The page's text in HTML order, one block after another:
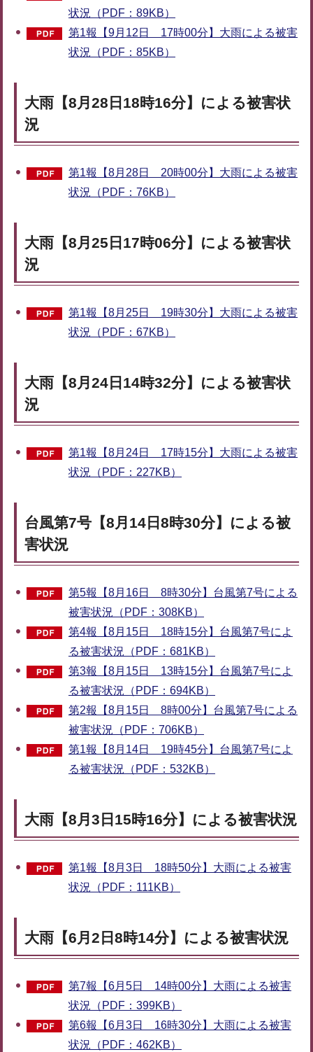
状況（PDF：89KB）
第1報【9月12日 17時00分】大雨による被害
状況（PDF：85KB）
大雨【8月28日18時16分】による被害状
況
第1報【8月28日 20時00分】大雨による被害
状況（PDF：76KB）
大雨【8月25日17時06分】による被害状
況
第1報【8月25日 19時30分】大雨による被害
状況（PDF：67KB）
大雨【8月24日14時32分】による被害状
況
第1報【8月24日 17時15分】大雨による被害
状況（PDF：227KB）
台風第7号【8月14日8時30分】による被
害状況
第5報【8月16日 8時30分】台風第7号による
被害状況（PDF：308KB）
第4報【8月15日 18時15分】台風第7号によ
る被害状況（PDF：681KB）
第3報【8月15日 13時15分】台風第7号によ
る被害状況（PDF：694KB）
第2報【8月15日 8時00分】台風第7号による
被害状況（PDF：706KB）
第1報【8月14日 19時45分】台風第7号によ
る被害状況（PDF：532KB）
大雨【8月3日15時16分】による被害状況
第1報【8月3日 18時50分】大雨による被害
状況（PDF：111KB）
大雨【6月2日8時14分】による被害状況
第7報【6月5日 14時00分】大雨による被害
状況（PDF：399KB）
第6報【6月3日 16時30分】大雨による被害
状況（PDF：462KB）